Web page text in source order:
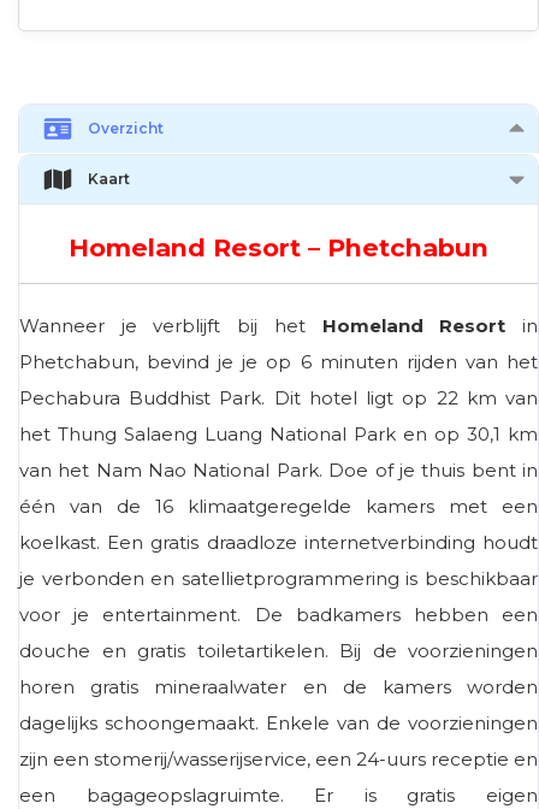
Overzicht
Kaart
Homeland Resort – Phetchabun
Wanneer je verblijft bij het Homeland Resort in
Phetchabun, bevind je je op 6 minuten rijden van het
Pechabura Buddhist Park. Dit hotel ligt op 22 km van
het Thung Salaeng Luang National Park en op 30,1 km
van het Nam Nao National Park. Doe of je thuis bent in
één van de 16 klimaatgeregelde kamers met een
koelkast. Een gratis draadloze internetverbinding houdt
je verbonden en satellietprogrammering is beschikbaar
voor je entertainment. De badkamers hebben een
douche en gratis toiletartikelen. Bij de voorzieningen
horen gratis mineraalwater en de kamers worden
dagelijks schoongemaakt. Enkele van de voorzieningen
zijn een stomerij/wasserijservice, een 24-uurs receptie en
een bagageopslagruimte. Er is gratis eigen